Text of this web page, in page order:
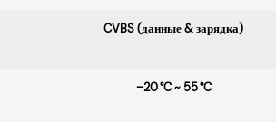
CVBS (данные & зарядка)
–20 °C ~ 55 °C